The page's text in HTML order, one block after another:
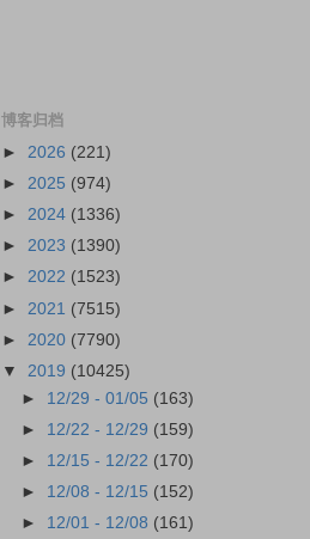
博客归档
► 2026 (221)
► 2025 (974)
► 2024 (1336)
► 2023 (1390)
► 2022 (1523)
► 2021 (7515)
► 2020 (7790)
▼ 2019 (10425)
► 12/29 - 01/05 (163)
► 12/22 - 12/29 (159)
► 12/15 - 12/22 (170)
► 12/08 - 12/15 (152)
► 12/01 - 12/08 (161)